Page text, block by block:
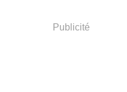
Publicité